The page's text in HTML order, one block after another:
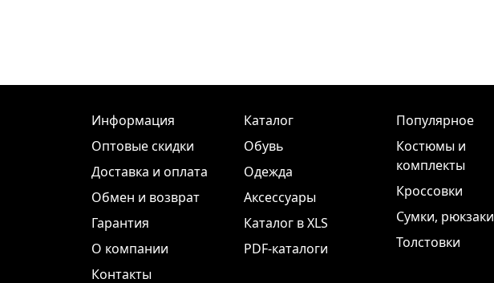
Информация
Оптовые скидки
Доставка и оплата
Обмен и возврат
Гарантия
О компании
Контакты
Каталог
Обувь
Одежда
Аксессуары
Каталог в XLS
PDF-каталоги
Популярное
Костюмы и
комплекты
Кроссовки
Сумки, рюкзаки
Толстовки